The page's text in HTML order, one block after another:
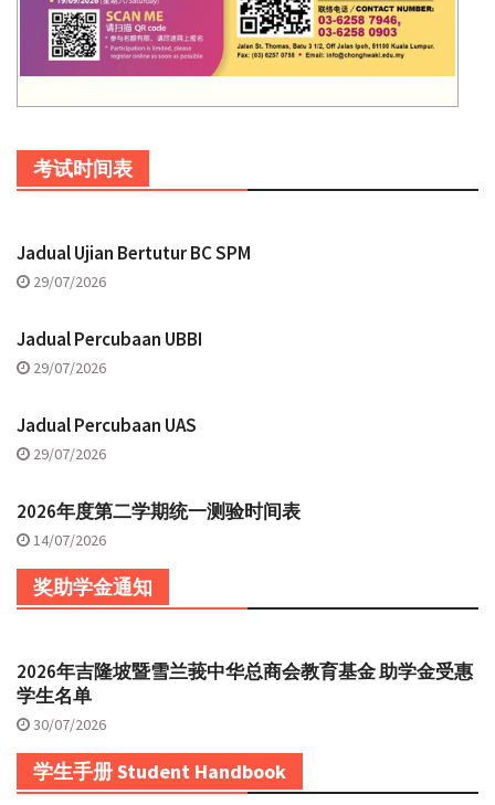
考试时间表
Jadual Ujian Bertutur BC SPM
29/07/2026
Jadual Percubaan UBBI
29/07/2026
Jadual Percubaan UAS
29/07/2026
2026年度第二学期统一测验时间表
14/07/2026
奖助学金通知
2026年吉隆坡暨雪兰莪中华总商会教育基金 助学金受惠
学生名单
30/07/2026
学生手册 Student Handbook